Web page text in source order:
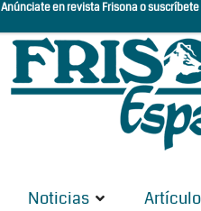
Anúnciate en revista Frisona o suscríbete
Noticias